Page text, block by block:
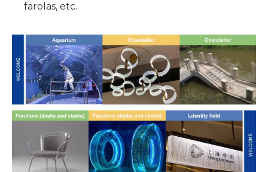
farolas, etc.